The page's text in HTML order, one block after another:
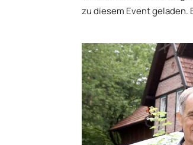
zu diesem Event geladen.